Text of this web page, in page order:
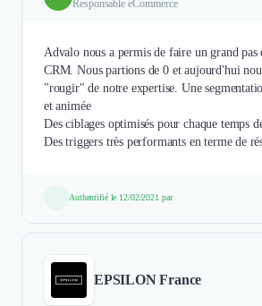
Responsable eCommerce
Advalo nous a permis de faire un grand pas
CRM. Nous partions de 0 et aujourd'hui
"rougir" de notre expertise. Une
et animée
Des ciblages optimisés pour chaque temps
Des triggers très performants en terme de
Authentifié le 12/02/2021 par
EPSILON France